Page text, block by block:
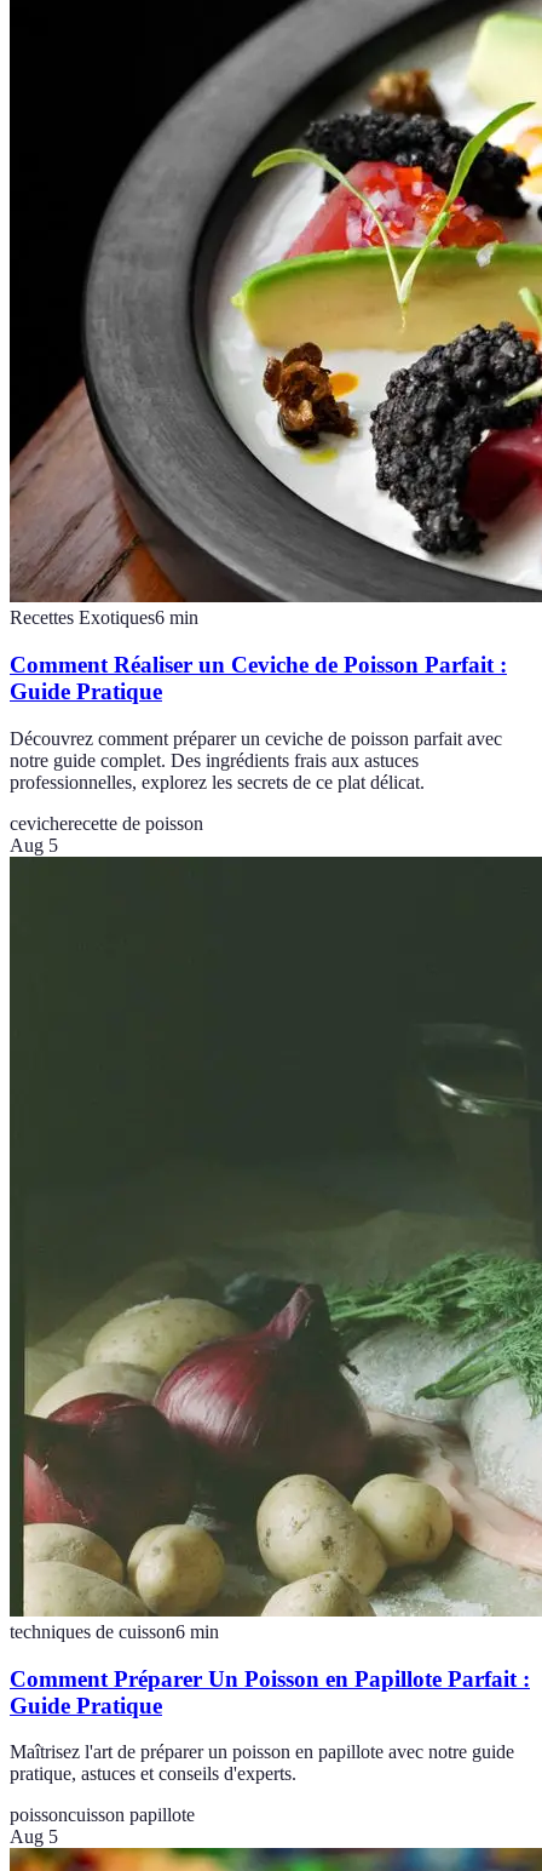
Recettes Exotiques6 min
Comment Réaliser un Ceviche de Poisson Parfait :
Guide Pratique
Découvrez comment préparer un ceviche de poisson parfait avec
notre guide complet. Des ingrédients frais aux astuces
professionnelles, explorez les secrets de ce plat délicat.
cevicherecette de poisson
Aug 5
techniques de cuisson6 min
Comment Préparer Un Poisson en Papillote Parfait :
Guide Pratique
Maîtrisez l'art de préparer un poisson en papillote avec notre guide
pratique, astuces et conseils d'experts.
poissoncuisson papillote
Aug 5